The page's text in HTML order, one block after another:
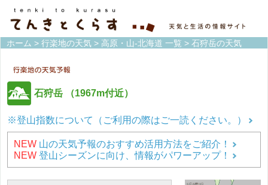
ホーム > 行楽地の天気 > 高原・山-北海道 一覧 > 石狩岳の天気
石狩岳 （1967m付近）
※登山指数について（ご利用の際はご一読ください。）
NEW 山の天気予報のおすすめ活用方法をご紹介！
NEW 登山シーズンに向け、情報がパワーアップ！